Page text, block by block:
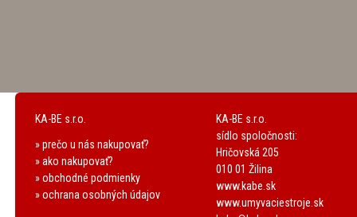
KA-BE s.r.o.
» prečo u nás nakupovať?
» ako nakupovať?
» obchodné podmienky
» ochrana osobných údajov
KA-BE s.r.o.
sídlo spoločnosti:
Hričovská 205
010 01 Žilina
www.kabe.sk
www.umyvaciestroje.sk